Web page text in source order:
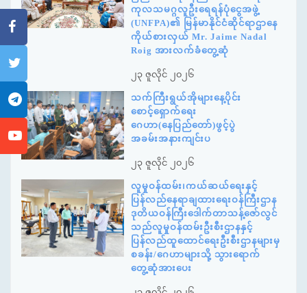
ကုလသမဂ္ဂလူဦးရေရန်ပုံငွေအဖွဲ့
(UNFPA)၏ မြန်မာနိုင်ငံဆိုင်ရာဌာနေ
ကိုယ်စားလှယ် Mr. Jaime Nadal
Roig အားလက်ခံတွေ့ဆုံ
၂၃ ဇူလိုင် ၂၀၂၆
သက်ကြီးရွယ်အိုများနေ့ပိုင်း
စောင့်ရှောက်ရေး
ဂေဟာ(နေပြည်တော်)ဖွင့်ပွဲ
အခမ်းအနားကျင်းပ
၂၃ ဇူလိုင် ၂၀၂၆
လူမှုဝန်ထမ်း၊ကယ်ဆယ်ရေးနှင့်
ပြန်လည်နေရာချထားရေးဝန်ကြီးဌာန
ဒုတိယဝန်ကြီးဒေါက်တာသန့်ဇော်လွင်
သည်လူမှုဝန်ထမ်းဦးစီးဌာနနှင့်
ပြန်လည်ထူထောင်ရေးဦးစီးဌာနများမှ
စခန်း/ဂေဟာများသို့ သွားရောက်
တွေ့ဆုံအားပေး